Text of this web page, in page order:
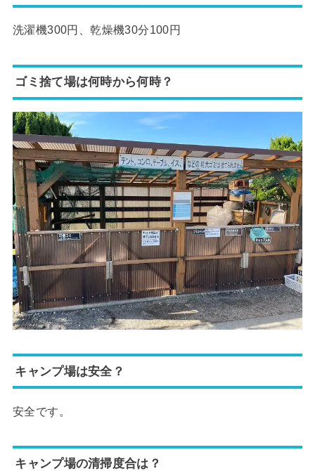
洗濯機300円、乾燥機30分100円
ゴミ捨て場は何時から何時？
キャンプ場は安全？
安全です。
キャンプ場の清掃度合は？